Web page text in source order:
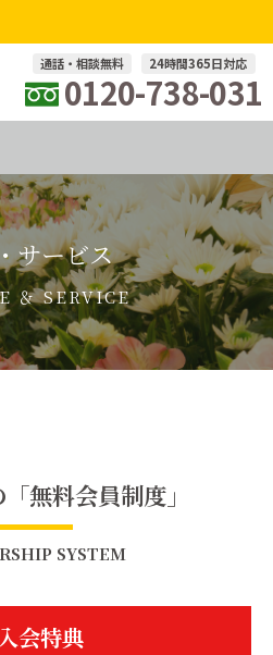
通話・相談無料 24時間365日対応
0120-738-031
サービス
＆ SERVICE
無料会員制度」
SYSTEM
会特典